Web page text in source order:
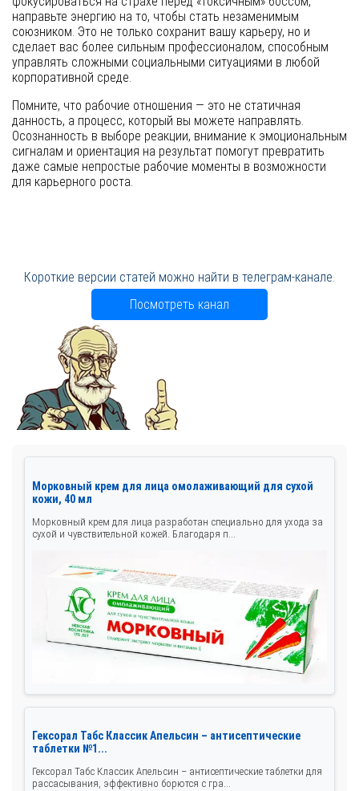
направьте энергию на то, чтобы стать незаменимым
союзником. Это не только сохранит вашу карьеру, но и
сделает вас более сильным профессионалом, способным
управлять сложными социальными ситуациями в любой
корпоративной среде.
Помните, что рабочие отношения — это не статичная
данность, а процесс, который вы можете направлять.
Осознанность в выборе реакции, внимание к эмоциональным
сигналам и ориентация на результат помогут превратить
даже самые непростые рабочие моменты в возможности
для карьерного роста.
Короткие версии статей можно найти в телеграм-канале.
Посмотреть канал
Морковный крем для лица омолаживающий для сухой
кожи, 40 мл
Морковный крем для лица разработан специально для ухода за
сухой и чувствительной кожей. Благодаря п...
Гексорал Табс Классик Апельсин – антисептические
таблетки №1...
Гексорал Табс Классик Апельсин – антисептические таблетки для
рассасывания, эффективно борются с гра...